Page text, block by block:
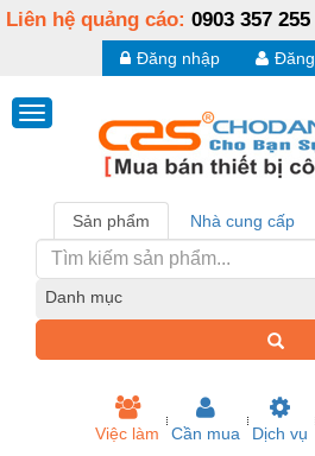
Liên hệ quảng cáo: 0903 357 255
Đăng nhập
Sản phẩm Nhà cung cấp
Danh mục
Việc làm Cần mua Dịch vụ